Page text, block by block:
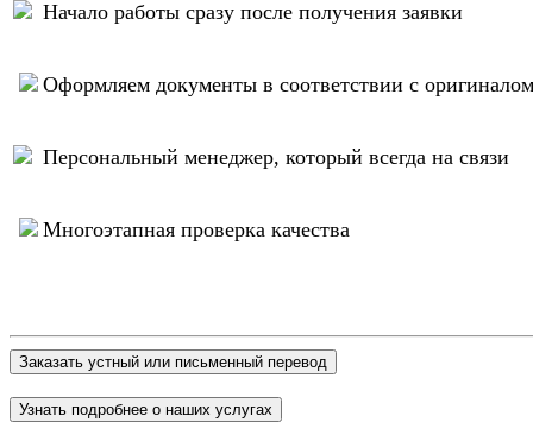
Начало работы сразу после получения заявки
Оформляем документы в соответствии с оригиналом
Персональный менеджер, который всегда на связи
Многоэтапная проверка качества